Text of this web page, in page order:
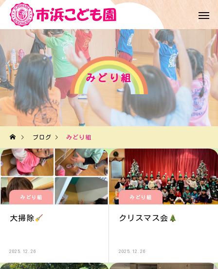
みどり組
ブログ みどり組
みどり組
大掃除
2025.12.26
みどり組
クリスマス会
2025.12.26